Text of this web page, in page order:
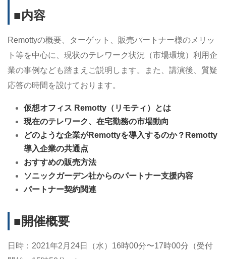
■内容
Remottyの概要、ターゲット、販売パートナー様のメリッ
ト等を中心に、現状のテレワーク状況（市場環境）利用企
業の事例なども踏まえご説明します。また、講演後、質疑
応答の時間を設けております。
仮想オフィス Remotty（リモティ）とは
現在のテレワーク、在宅勤務の市場動向
どのような企業がRemottyを導入するのか？Remotty
導入企業の共通点
おすすめの販売方法
ソニックガーデン社からのパートナー支援内容
パートナー契約関連
■開催概要
日時：2021年2月24日（水）16時00分〜17時00分（受付